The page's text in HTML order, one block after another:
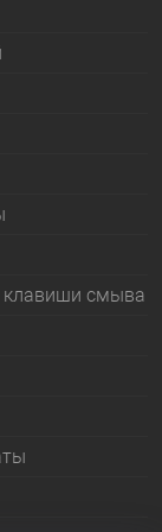
клавиши смыва